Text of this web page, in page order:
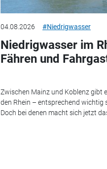
04.08.2026 #Niedrigwasser
Niedrigwasser im
Fähren und
Zwischen Mainz und Koblenz gibt
den Rhein – entsprechend wichtig
Doch bei denen macht sich jetzt